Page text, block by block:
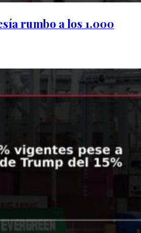
rumbo a los 1.000